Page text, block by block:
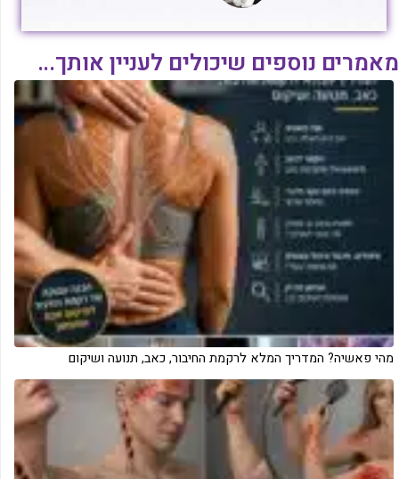
מאמרים נוספים שיכולים לעניין אותך...
מהי פאשיה? המדריך המלא לרקמת החיבור, כאב, תנועה ושיקום